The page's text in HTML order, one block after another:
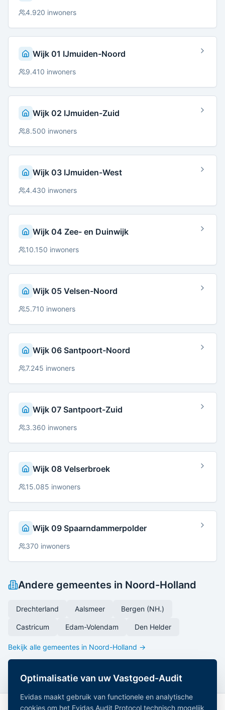
4.920 inwoners
Wijk 01 IJmuiden-Noord
9.410 inwoners
Wijk 02 IJmuiden-Zuid
8.500 inwoners
Wijk 03 IJmuiden-West
4.430 inwoners
Wijk 04 Zee- en Duinwijk
10.150 inwoners
Wijk 05 Velsen-Noord
5.710 inwoners
Wijk 06 Santpoort-Noord
7.245 inwoners
Wijk 07 Santpoort-Zuid
3.360 inwoners
Wijk 08 Velserbroek
15.085 inwoners
Wijk 09 Spaarndammerpolder
370 inwoners
Andere gemeentes in Noord-Holland
Drechterland Aalsmeer Bergen (NH.)
Castricum Edam-Volendam Den Helder
Bekijk alle gemeentes in Noord-Holland →
Optimalisatie van uw Vastgoed-Audit
Evidas maakt gebruik van functionele en analytische
cookies om het Evidas Audit Protocol technisch mogelijk